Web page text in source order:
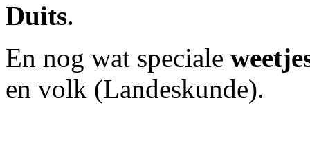
Duits.
En nog wat speciale
en volk (Landeskunde).